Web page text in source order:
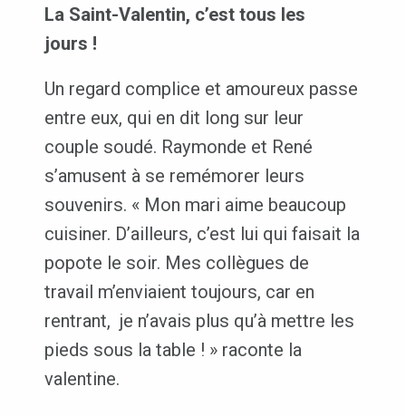
La Saint-Valentin, c’est tous les
jours !
Un regard complice et amoureux passe
entre eux, qui en dit long sur leur
couple soudé. Raymonde et René
s’amusent à se remémorer leurs
souvenirs. « Mon mari aime beaucoup
cuisiner. D’ailleurs, c’est lui qui faisait la
popote le soir. Mes collègues de
travail m’enviaient toujours, car en
rentrant, je n’avais plus qu’à mettre les
pieds sous la table ! » raconte la
valentine.